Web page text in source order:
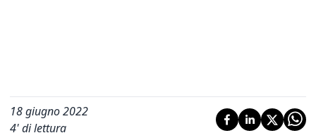
18 giugno 2022
4' di lettura